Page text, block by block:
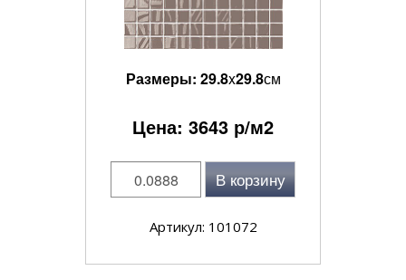
Размеры: 29.8x29.8см
Цена: 3643 р/м2
В корзину
Артикул: 101072